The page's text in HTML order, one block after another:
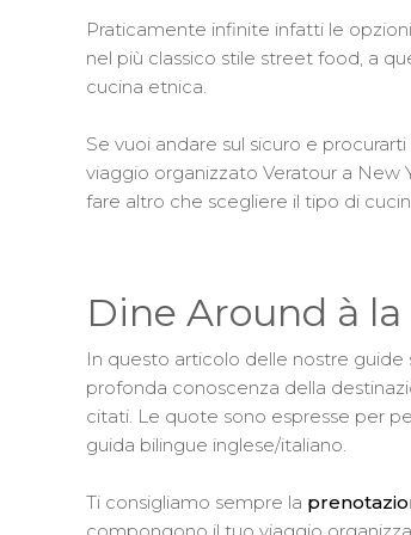
Praticamente infinite infatti le
nel più classico stile street food, a
cucina etnica.
Se vuoi andare sul sicuro e
viaggio organizzato Veratour a New
fare altro che scegliere il tipo di
Dine Around à
In questo articolo delle nostre guide
profonda conoscenza della
citati. Le quote sono espresse per
guida bilingue inglese/italiano.
Ti consigliamo sempre la